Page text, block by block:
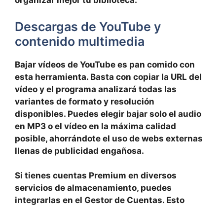
Descargas de YouTube y
contenido multimedia
Bajar vídeos de YouTube es pan comido con
esta herramienta. Basta con copiar la URL del
vídeo y el programa analizará todas las
variantes de formato y resolución
disponibles. Puedes elegir bajar solo el audio
en MP3 o el vídeo en la máxima calidad
posible, ahorrándote el uso de webs externas
llenas de publicidad engañosa.
Si tienes cuentas Premium en diversos
servicios de almacenamiento, puedes
integrarlas en el Gestor de Cuentas. Esto